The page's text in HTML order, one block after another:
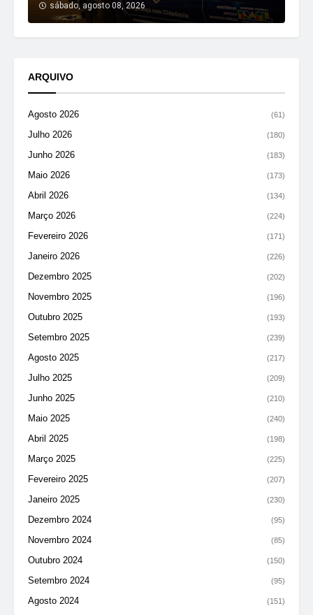
sábado, agosto 08, 2026
ARQUIVO
Agosto 2026 (61)
Julho 2026 (180)
Junho 2026 (183)
Maio 2026 (173)
Abril 2026 (134)
Março 2026 (224)
Fevereiro 2026 (171)
Janeiro 2026 (226)
Dezembro 2025 (202)
Novembro 2025 (196)
Outubro 2025 (193)
Setembro 2025 (239)
Agosto 2025 (217)
Julho 2025 (209)
Junho 2025 (210)
Maio 2025 (240)
Abril 2025 (198)
Março 2025 (225)
Fevereiro 2025 (207)
Janeiro 2025 (230)
Dezembro 2024 (95)
Novembro 2024 (85)
Outubro 2024 (150)
Setembro 2024 (95)
Agosto 2024 (151)